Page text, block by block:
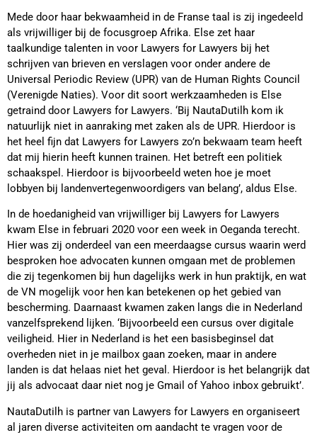
Mede door haar bekwaamheid in de Franse taal is zij ingedeeld
als vrijwilliger bij de focusgroep Afrika. Else zet haar
taalkundige talenten in voor Lawyers for Lawyers bij het
schrijven van brieven en verslagen voor onder andere de
Universal Periodic Review (UPR) van de Human Rights Council
(Verenigde Naties). Voor dit soort werkzaamheden is Else
getraind door Lawyers for Lawyers. ‘Bij NautaDutilh kom ik
natuurlijk niet in aanraking met zaken als de UPR. Hierdoor is
het heel fijn dat Lawyers for Lawyers zo’n bekwaam team heeft
dat mij hierin heeft kunnen trainen. Het betreft een politiek
schaakspel. Hierdoor is bijvoorbeeld weten hoe je moet
lobbyen bij landenvertegenwoordigers van belang’, aldus Else.
In de hoedanigheid van vrijwilliger bij Lawyers for Lawyers
kwam Else in februari 2020 voor een week in Oeganda terecht.
Hier was zij onderdeel van een meerdaagse cursus waarin werd
besproken hoe advocaten kunnen omgaan met de problemen
die zij tegenkomen bij hun dagelijks werk in hun praktijk, en wat
de VN mogelijk voor hen kan betekenen op het gebied van
bescherming. Daarnaast kwamen zaken langs die in Nederland
vanzelfsprekend lijken. ‘Bijvoorbeeld een cursus over digitale
veiligheid. Hier in Nederland is het een basisbeginsel dat
overheden niet in je mailbox gaan zoeken, maar in andere
landen is dat helaas niet het geval. Hierdoor is het belangrijk dat
jij als advocaat daar niet nog je Gmail of Yahoo inbox gebruikt’.
NautaDutilh is partner van Lawyers for Lawyers en organiseert
al jaren diverse activiteiten om aandacht te vragen voor de